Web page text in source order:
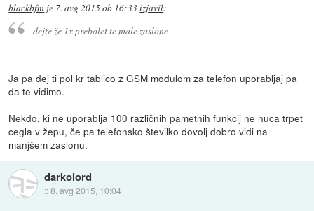
blackbfm je 7. avg 2015 ob 16:33izjavil:
dejte že 1x prebolet te male zaslone
Ja pa dej ti pol kr tablico z GSM modulom za telefon uporabljaj pa
da te vidimo.
Nekdo, ki ne uporablja 100 različnih pametnih funkcij ne nuca trpet
cegla v žepu, če pa telefonsko številko dovolj dobro vidi na
manjšem zaslonu.
darkolord
::8. avg 2015, 10:04